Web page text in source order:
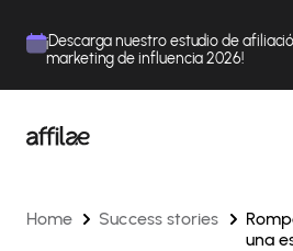
¡Descarga nuestro estudio de
marketing de influencia 2026!
Home Success stories
una